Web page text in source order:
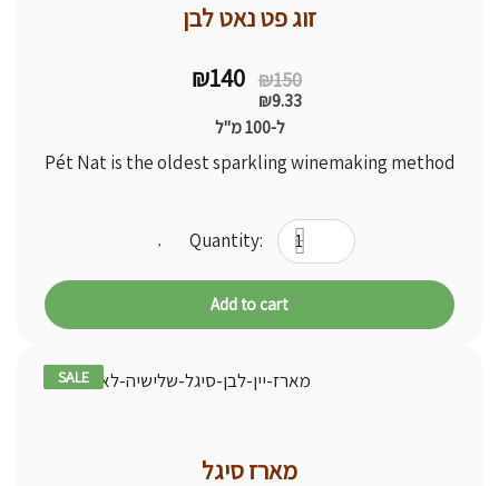
זוג פט נאט לבן
₪150Original
price
₪150.
₪140
Current
price
₪140.
₪9.33
ל-100 מ"ל
Pét Nat is the oldest sparkling winemaking method
Add to cart
SALE
מארז סיגל